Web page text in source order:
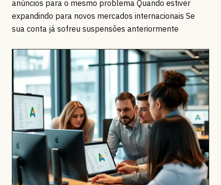
anúncios para o mesmo problema Quando estiver
expandindo para novos mercados internacionais Se
sua conta já sofreu suspensões anteriormente